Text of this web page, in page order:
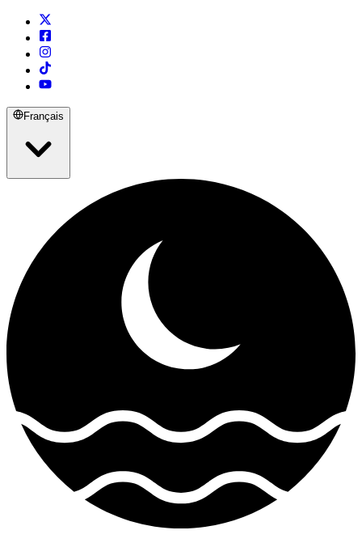
Français